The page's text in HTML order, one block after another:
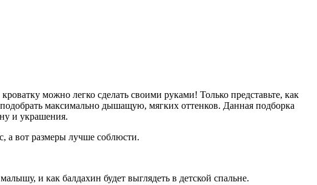
можно легко сделать своими руками! Только представьте, как
максимально дышащую, мягких оттенков. Данная подборка
и украшения.
а вот размеры лучше соблюсти.
и как балдахин будет выглядеть в детской спальне.